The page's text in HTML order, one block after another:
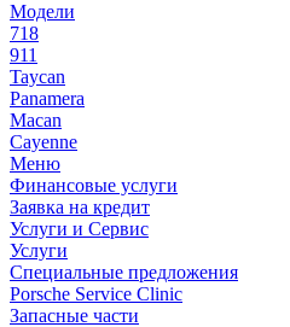
Модели
718
911
Taycan
Panamera
Macan
Cayenne
Меню
Финансовые услуги
Заявка на кредит
Услуги и Сервис
Услуги
Специальные предложения
Porsche Service Clinic
Запасные части